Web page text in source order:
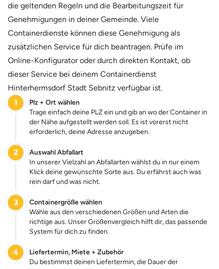
die geltenden Regeln und die Bearbeitungszeit für
Genehmigungen in deiner Gemeinde. Viele
Containerdienste können diese Genehmigung als
zusätzlichen Service für dich beantragen. Prüfe im
Online-Konfigurator oder durch direkten Kontakt, ob
dieser Service bei deinem Containerdienst
Hinterhermsdorf Stadt Sebnitz verfügbar ist.
1
Plz + Ort wählen
Trage einfach deine PLZ ein und gib an wo der Container in
der Nähe aufgestellt werden soll. Es ist vorerst nicht
erforderlich, deine Adresse anzugeben.
2
Auswahl Abfallart
In unserer Vielzahl an Abfallarten wählst du in nur einem
Klick deine gewünschte Sorte aus. Du erfährst auch was
rein darf und was nicht.
3
Containergröße wählen
Wähle aus den verschiedenen Größen und Arten die
richtige aus. Unser Größenvergleich hilft dir, das passende
System für dich zu finden.
4
Liefertermin, Miete + Zubehör
Du bestimmst deinen Liefertermin, die Dauer der